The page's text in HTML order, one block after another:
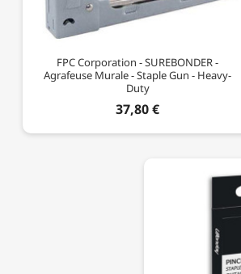
FPC Corporation - SUREBONDER -
Agrafeuse Murale - Staple Gun - Heavy-
Duty
37,80 €